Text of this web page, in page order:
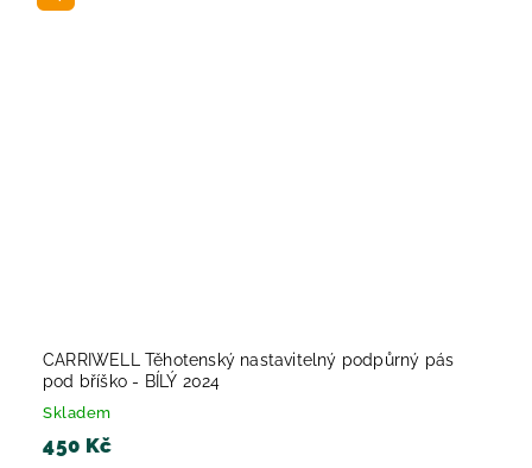
CARRIWELL Těhotenský nastavitelný podpůrný pás
pod bříško - BÍLÝ 2024
Skladem
450 Kč